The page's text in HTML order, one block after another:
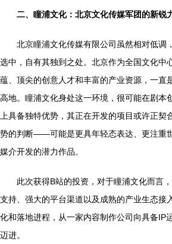
二、瞳浦文化：北京文化传媒军团的新锐
北京瞳浦文化传媒有限公司虽然相对低调
选中，自有其独到之处。北京作为全国文化中
蕴、顶尖的创意人才和丰富的产业资源，一直
高地。瞳浦文化身处这一环境，很可能在剧本
上具备独特优势，其正在开发的项目或许正契
势的判断——可能是更具年轻态表达、更注重
媒介开发的潜力作品。
此次获得B站的投资，对于瞳浦文化而言
支持、强大的平台渠道以及成熟的产业生态接
化和落地进程，从一家内容制作公司向具备IP
迈进。